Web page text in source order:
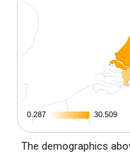
0.287
0.287 30.509
30.509
The demographics